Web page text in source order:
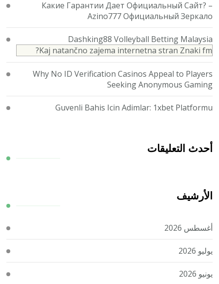
Какие Гарантии Дает Официальный Сайт? –
Azino777 Официальный Зеркало
Dashking88 Volleyball Betting Malaysia
Kaj natančno zajema internetna stran Znaki fm?
Why No ID Verification Casinos Appeal to Players
Seeking Anonymous Gaming
Guvenli Bahis Icin Adimlar: 1xbet Platformu
أحدث التعليقات
الأرشيف
أغسطس 2026
يوليو 2026
يونيو 2026